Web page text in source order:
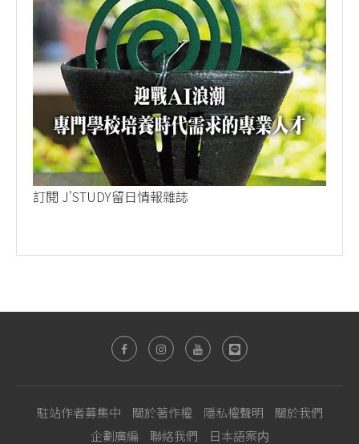
訂閱 J'STUDY留日情報雜誌
駐站作者募集中 關於著作權 隱私權聲明
關於我們
企劃廣編
聯絡我們 日本語案内